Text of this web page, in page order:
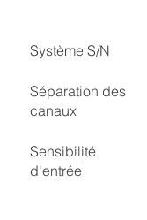
Système S/N
Séparation des
canaux
Sensibilité
d'entrée